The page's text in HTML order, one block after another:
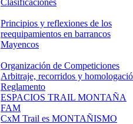
Clasificaciones
Principios y reflexiones de los
reequipamientos en barrancos
Mayencos
Organización de Competiciones
Arbitraje, recorridos y
Reglamento
ESPACIOS TRAIL MONTAÑA
FAM
CxM Trail es MONTAÑISMO